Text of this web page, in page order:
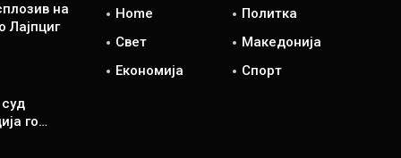
на
Лајпциг
го…
Home
Политка
Свет
Македонија
Економија
Спорт